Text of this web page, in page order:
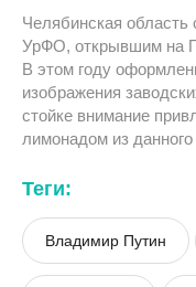
Челябинская область
УрФО, открывшим на
В этом году
изображения
стойке внимание
лимонадом из данного
Теги:
Владимир Путин